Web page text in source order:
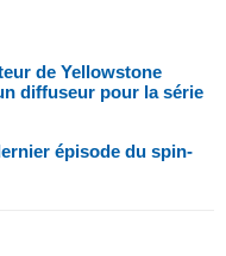
de Yellowstone
diffuseur pour la série
épisode du spin-